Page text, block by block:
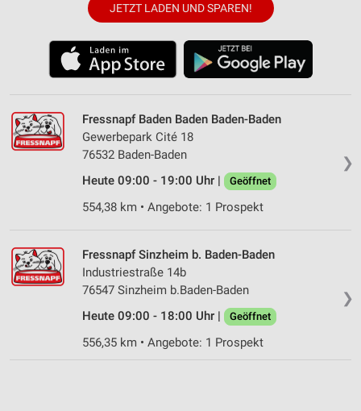
JETZT LADEN UND SPAREN!
❯
Fressnapf Baden Baden Baden-Baden
Gewerbepark Cité 18
76532 Baden-Baden
Heute 09:00 - 19:00 Uhr |
Geöffnet
554,38 km • Angebote: 1 Prospekt
❯
Fressnapf Sinzheim b. Baden-Baden
Industriestraße 14b
76547 Sinzheim b.Baden-Baden
Heute 09:00 - 18:00 Uhr |
Geöffnet
556,35 km • Angebote: 1 Prospekt